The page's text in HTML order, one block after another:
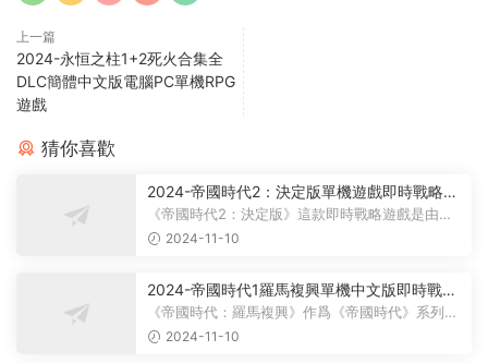
上一篇
2024-永恒之柱1+2死火合集全
DLC簡體中文版電腦PC單機RPG
遊戲
猜你喜歡
2024-帝國時代2：決定版單機遊戲即時戰略型
遊戲百度雲下載
《帝國時代2：決定版》這款即時戰略遊戲是由
World's Edge、Forgotten Empires、Tan...
2024-11-10
2024-帝國時代1羅馬複興單機中文版即時戰略
型遊戲百度雲下載
《帝國時代：羅馬複興》作爲《帝國時代》系列的
擴展作品，讓玩家有機會扮演古羅馬...
2024-11-10